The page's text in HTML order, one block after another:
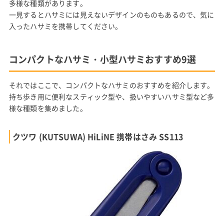
多様な種類があります。
一見するとハサミには見えないデザインのものもあるので、気に
入ったハサミを携帯してください。
コンパクトなハサミ・小型ハサミおすすめ9選
それではここで、コンパクトなハサミのおすすめを紹介します。
持ち歩き用に便利なスティック型や、扱いやすいハサミ型など多
様な種類を集めました。
クツワ (KUTSUWA) HiLiNE 携帯はさみ SS113